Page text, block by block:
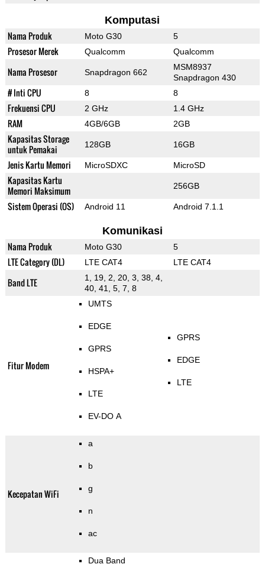
Komputasi
Nama Produk Moto G30 5
Prosesor Merek Qualcomm Qualcomm
Nama Prosesor Snapdragon 662
MSM8937
Snapdragon 430
# Inti CPU 8 8
Frekuensi CPU 2 GHz 1.4 GHz
RAM 4GB/6GB 2GB
Kapasitas Storage
untuk Pemakai
128GB 16GB
Jenis Kartu Memori MicroSDXC MicroSD
Kapasitas Kartu
Memori Maksimum
256GB
Sistem Operasi (OS) Android 11 Android 7.1.1
Komunikasi
Nama Produk Moto G30 5
LTE Category (DL) LTE CAT4 LTE CAT4
Band LTE
1, 19, 2, 20, 3, 38, 4,
40, 41, 5, 7, 8
Fitur Modem
UMTS
EDGE
GPRS
HSPA+
LTE
EV-DO A
GPRS
EDGE
LTE
Kecepatan WiFi
a
b
g
n
ac
Dua Band